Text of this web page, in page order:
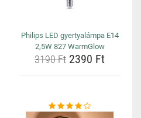
Philips LED gyertyalámpa E14
2,5W 827 WarmGlow
3190 Ft 2390 Ft